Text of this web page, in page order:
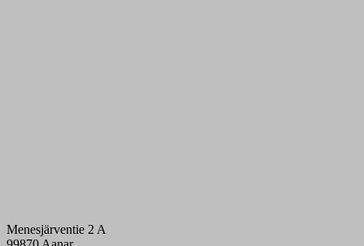
Menesjärventie 2 A